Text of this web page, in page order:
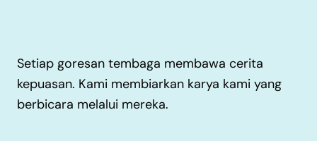
Setiap goresan tembaga membawa cerita
kepuasan. Kami membiarkan karya kami yang
berbicara melalui mereka.